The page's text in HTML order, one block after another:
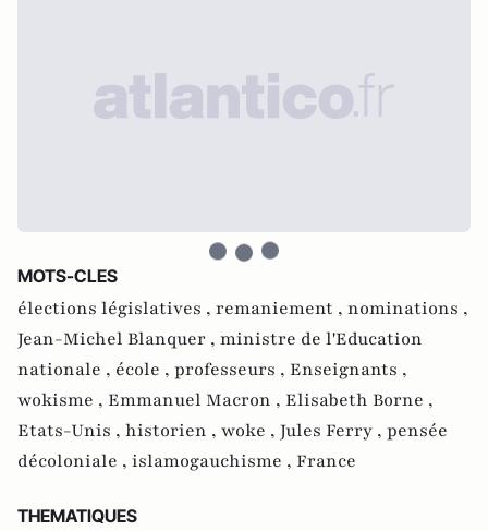
MOTS-CLES
élections législatives , remaniement , nominations ,
Jean-Michel Blanquer , ministre de l'Education
nationale , école , professeurs , Enseignants ,
wokisme , Emmanuel Macron , Elisabeth Borne ,
Etats-Unis , historien , woke , Jules Ferry , pensée
décoloniale , islamogauchisme , France
THEMATIQUES